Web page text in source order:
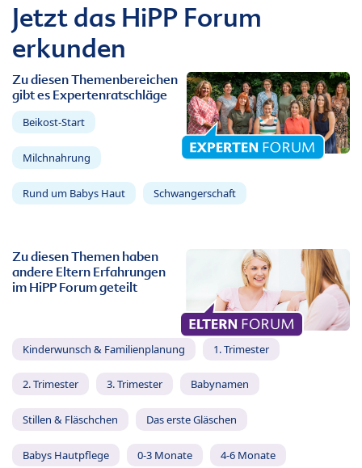
Jetzt das HiPP Forum
erkunden
Zu diesen Themenbereichen
gibt es Expertenratschläge
Beikost-Start
Milchnahrung
Rund um Babys Haut Schwangerschaft
Zu diesen Themen haben
andere Eltern Erfahrungen
im HiPP Forum geteilt
Kinderwunsch & Familienplanung 1. Trimester
2. Trimester 3. Trimester Babynamen
Stillen & Fläschchen Das erste Gläschen
Babys Hautpflege 0-3 Monate 4-6 Monate